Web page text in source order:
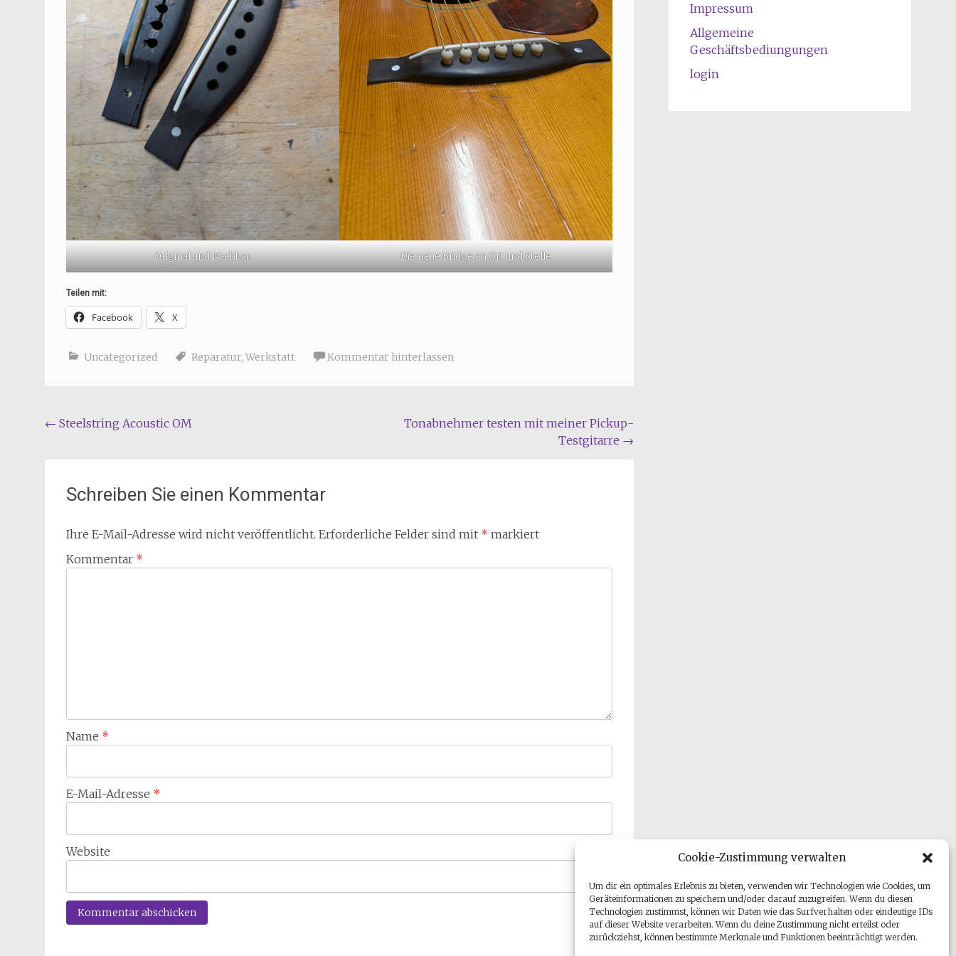
Cookie-Zustimmung verwalten
Um dir ein optimales Erlebnis zu bieten, verwenden wir Technologien wie Cookies, um
Geräteinformationen zu speichern und/oder darauf zuzugreifen. Wenn du diesen
Technologien zustimmst, können wir Daten wie das Surfverhalten oder eindeutige IDs
auf dieser Website verarbeiten. Wenn du deine Zustimmung nicht erteilst oder
zurückziehst, können bestimmte Merkmale und Funktionen beeinträchtigt werden.
Original und Nachbau Die neue Bridge an Ort und Stelle
Teilen mit:
Facebook X
Uncategorized Reparatur, Werkstatt Kommentar hinterlassen
Beitragsnavigation
← Steelstring Acoustic OM
Tonabnehmer testen mit meiner Pickup-
Testgitarre →
Schreiben Sie einen Kommentar
Ihre E-Mail-Adresse wird nicht veröffentlicht. Erforderliche Felder sind mit * markiert
Kommentar *
Name *
E-Mail-Adresse *
Website
Impressum
Allgemeine
Geschäftsbediungungen
login